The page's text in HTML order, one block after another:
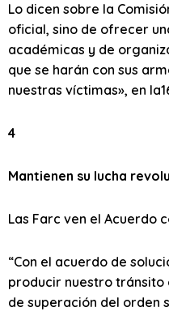
Lo dicen sobre la
oficial, sino de ofrecer
académicas y de
que se harán con sus
nuestras víctimas», en
4
Mantienen su lucha
Las Farc ven el Acuerdo
“Con el acuerdo de
producir nuestro
de superación del orden